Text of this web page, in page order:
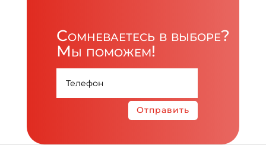
Сомневаетесь в выборе?
Мы поможем!
Отправить